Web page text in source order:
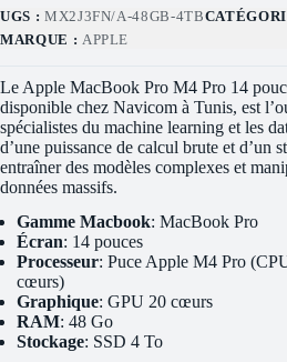
UGS : MX2J3FN/A-48GB-4TB
MARQUE : APPLE
Le Apple MacBook Pro M4 Pro 14
disponible chez Navicom à Tunis, est
spécialistes du machine learning et les
d’une puissance de calcul brute et d’un
entraîner des modèles complexes et
données massifs.
Gamme Macbook: MacBook Pro
Écran: 14 pouces
Processeur: Puce Apple M4 Pro
cœurs)
Graphique: GPU 20 cœurs
RAM: 48 Go
Stockage: SSD 4 To